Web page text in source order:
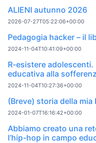
ALIENI autunno 2026
2026-07-27T05:22:06+00:00
Pedagogia hacker – il
2024-11-04T10:41:09+00:00
R-esistere
educativa alla
2024-11-04T10:27:36+00:00
(Breve) storia della
2024-01-07T16:16:42+00:00
Abbiamo creato una
l’hip-hop in campo